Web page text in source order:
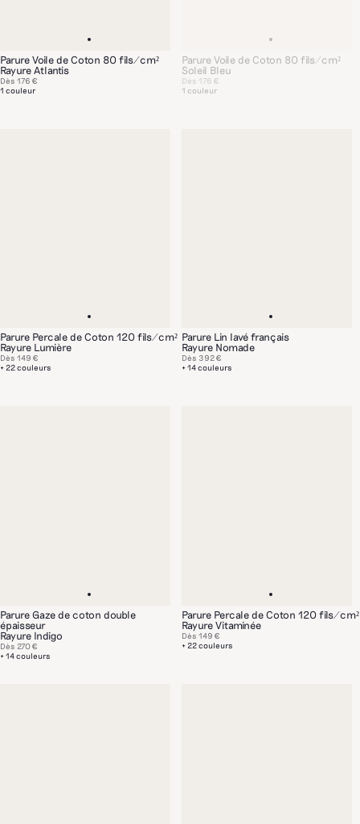
Parure Voile de Coton 80 fils/cm²
Rayure Atlantis
1 couleur
Dès 176 €
Parure Voile de Coton 80 fils/cm²
Soleil Bleu
1 couleur
Dès 176 €
Parure Percale de Coton 120 fils/cm²
Rayure Lumière
+ 22 couleurs
Dès 149 €
Parure Lin lavé français
Rayure Nomade
+ 14 couleurs
Dès 392 €
Parure Gaze de coton double
épaisseur
Rayure Indigo
+ 14 couleurs
Dès 270 €
Parure Percale de Coton 120 fils/cm²
Rayure Vitaminée
+ 22 couleurs
Dès 149 €